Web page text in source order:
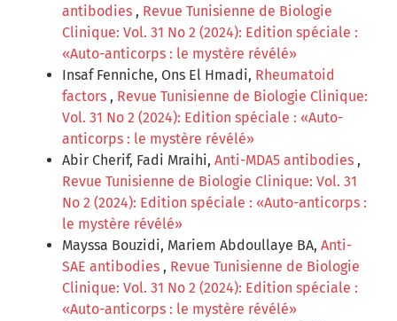
antibodies , Revue Tunisienne de Biologie
Clinique: Vol. 31 No 2 (2024): Edition spéciale :
«Auto-anticorps : le mystère révélé»
Insaf Fenniche, Ons El Hmadi, Rheumatoid
factors , Revue Tunisienne de Biologie Clinique:
Vol. 31 No 2 (2024): Edition spéciale : «Auto-
anticorps : le mystère révélé»
Abir Cherif, Fadi Mraihi, Anti-MDA5 antibodies ,
Revue Tunisienne de Biologie Clinique: Vol. 31
No 2 (2024): Edition spéciale : «Auto-anticorps :
le mystère révélé»
Mayssa Bouzidi, Mariem Abdoullaye BA, Anti-
SAE antibodies , Revue Tunisienne de Biologie
Clinique: Vol. 31 No 2 (2024): Edition spéciale :
«Auto-anticorps : le mystère révélé»